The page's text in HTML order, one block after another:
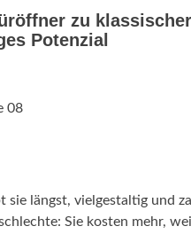
zu
Potenzial
08
sie längst, vielgestaltig und
Sie kosten mehr,